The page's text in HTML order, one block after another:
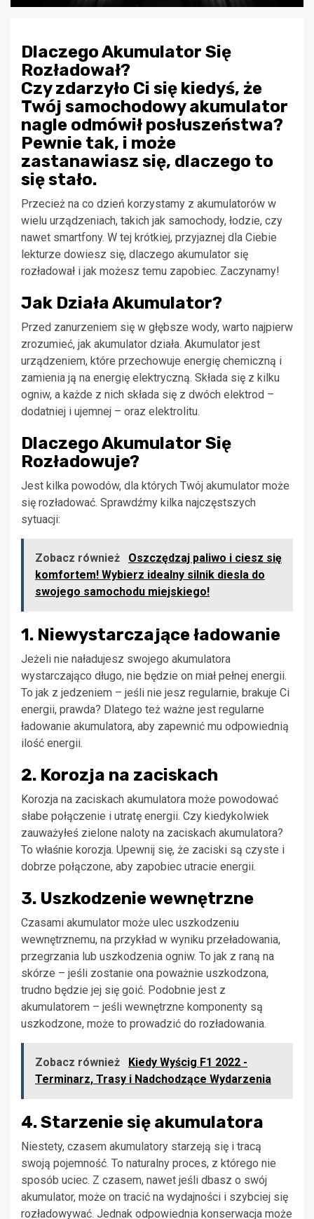
Dlaczego Akumulator Się
Rozładował?
Czy zdarzyło Ci się kiedyś, że
Twój samochodowy akumulator
nagle odmówił posłuszeństwa?
Pewnie tak, i może
zastanawiasz się, dlaczego to
się stało.
Przecież na co dzień korzystamy z akumulatorów w
wielu urządzeniach, takich jak samochody, łodzie, czy
nawet smartfony. W tej krótkiej, przyjaznej dla Ciebie
lekturze dowiesz się, dlaczego akumulator się
rozładował i jak możesz temu zapobiec. Zaczynamy!
Jak Działa Akumulator?
Przed zanurzeniem się w głębsze wody, warto najpierw
zrozumieć, jak akumulator działa. Akumulator jest
urządzeniem, które przechowuje energię chemiczną i
zamienia ją na energię elektryczną. Składa się z kilku
ogniw, a każde z nich składa się z dwóch elektrod –
dodatniej i ujemnej – oraz elektrolitu.
Dlaczego Akumulator Się
Rozładowuje?
Jest kilka powodów, dla których Twój akumulator może
się rozładować. Sprawdźmy kilka najczęstszych
sytuacji:
Zobacz również
Oszczędzaj paliwo i ciesz się
komfortem! Wybierz idealny silnik diesla do
swojego samochodu miejskiego!
1. Niewystarczające ładowanie
Jeżeli nie naładujesz swojego akumulatora
wystarczająco długo, nie będzie on miał pełnej energii.
To jak z jedzeniem – jeśli nie jesz regularnie, brakuje Ci
energii, prawda? Dlatego też ważne jest regularne
ładowanie akumulatora, aby zapewnić mu odpowiednią
ilość energii.
2. Korozja na zaciskach
Korozja na zaciskach akumulatora może powodować
słabe połączenie i utratę energii. Czy kiedykolwiek
zauważyłeś zielone naloty na zaciskach akumulatora?
To właśnie korozja. Upewnij się, że zaciski są czyste i
dobrze połączone, aby zapobiec utracie energii.
3. Uszkodzenie wewnętrzne
Czasami akumulator może ulec uszkodzeniu
wewnętrznemu, na przykład w wyniku przeładowania,
przegrzania lub uszkodzenia ogniw. To jak z raną na
skórze – jeśli zostanie ona poważnie uszkodzona,
trudno będzie jej się goić. Podobnie jest z
akumulatorem – jeśli wewnętrzne komponenty są
uszkodzone, może to prowadzić do rozładowania.
Zobacz również
Kiedy Wyścig F1 2022 -
Terminarz, Trasy i Nadchodzące Wydarzenia
4. Starzenie się akumulatora
Niestety, czasem akumulatory starzeją się i tracą
swoją pojemność. To naturalny proces, z którego nie
sposób uciec. Z czasem, nawet jeśli dbasz o swój
akumulator, może on tracić na wydajności i szybciej się
rozładowywać. Jednak odpowiednia konserwacja może